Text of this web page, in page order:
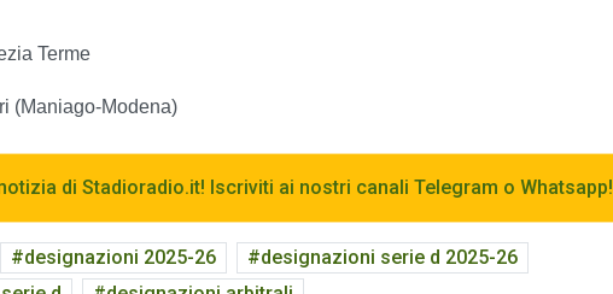
Terme
(Maniago-Modena)
di Stadioradio.it! Iscriviti ai nostri canali Telegram o Whatsapp!
designazioni 2025-26
designazioni serie d 2025-26